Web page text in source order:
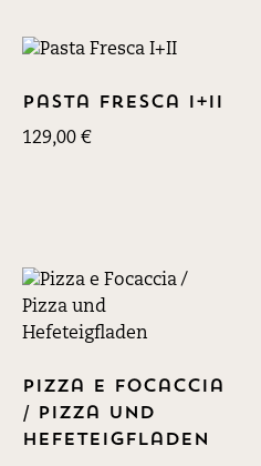
Pasta Fresca I+II
129,00 €
Pizza e Focaccia
/ Pizza und
Hefeteigfladen